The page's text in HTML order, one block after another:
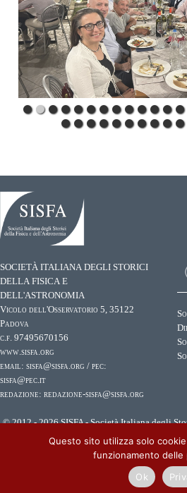
SOCIETÀ ITALIANA DEGLI STORICI
DELLA FISICA E
DELL'ASTRONOMIA
Vicolo dell'Osservatorio 5, 35122
Padova
c.f. 97495670156
www.sisfa.org
email: sisfa@sisfa.org / pec:
sisfa@pec.it
redazione: redazione-sisfa@sisfa.org
© 2012 - 2026 SISFA - Società Italiana degli
Questo sito utilizza solo
funzionamento delle
Ok